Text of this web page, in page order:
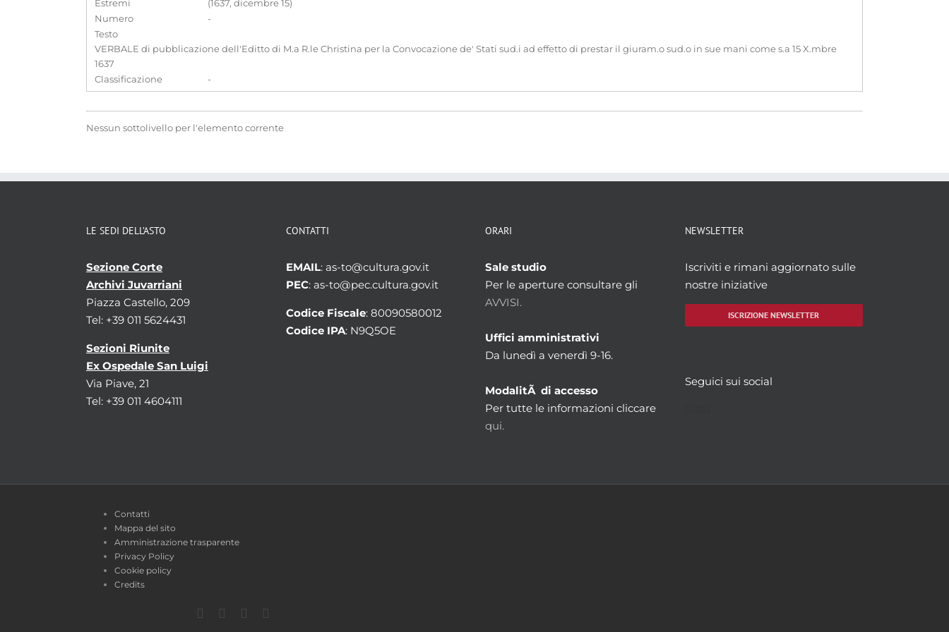
Estremi
(1637, dicembre 15)
Numero
-
Testo
VERBALE di pubblicazione dell'Editto di M.a R.le Christina per la Convocazione de' Stati sud.i ad effetto di prestar il giuram.o sud.o in sue mani come s.a 15 X.mbre
1637
Classificazione
-
Nessun sottolivello per l'elemento corrente
LE SEDI DELL’ASTO
Sezione Corte
Archivi Juvarriani
Piazza Castello, 209
Tel: +39 011 5624431
Sezioni Riunite
Ex Ospedale San Luigi
Via Piave, 21
Tel: +39 011 4604111
CONTATTI
EMAIL: as-to@cultura.gov.it
PEC: as-to@pec.cultura.gov.it
Codice Fiscale: 80090580012
Codice IPA: N9Q5OE
ORARI
Sale studio
Per le aperture consultare gli
AVVISI.
Uffici amministrativi
Da lunedì a venerdì 9-16.
ModalitÃ di accesso
Per tutte le informazioni cliccare
qui.
NEWSLETTER
Iscriviti e rimani aggiornato sulle
nostre iniziative
ISCRIZIONE NEWSLETTER
Seguici sui social
Contatti
Mappa del sito
Amministrazione trasparente
Privacy Policy
Cookie policy
Credits
Facebook
TwitterYouTube